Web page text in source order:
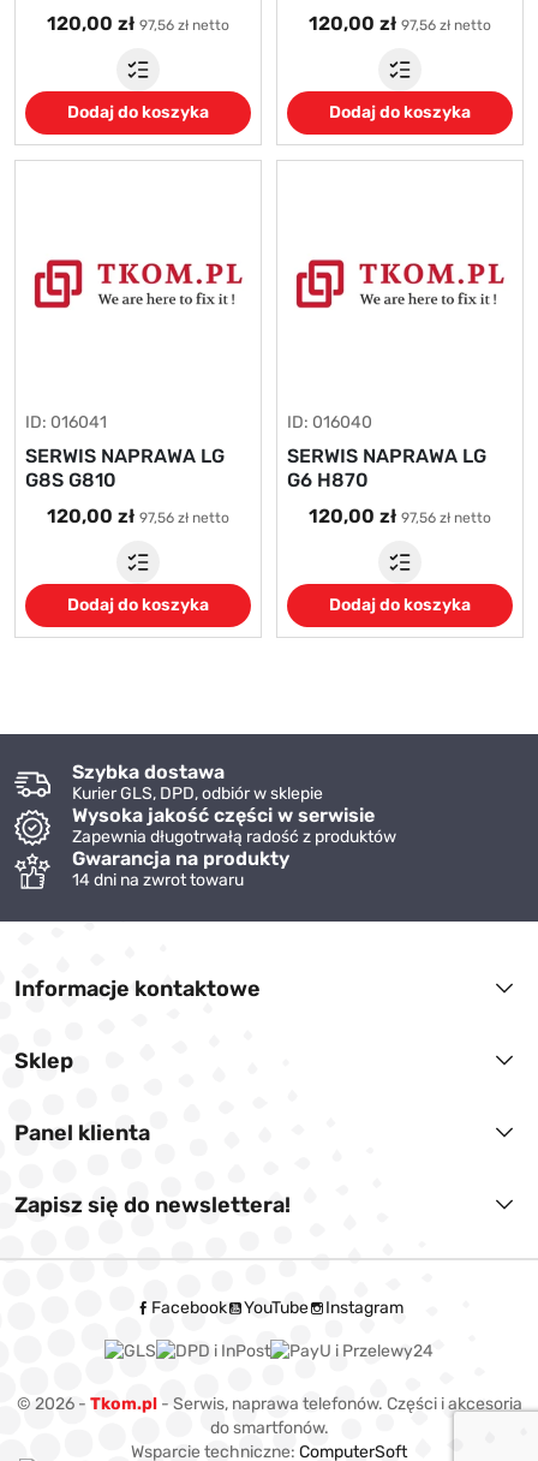
120,00 zł 97,56 zł netto
Dodaj do koszyka
120,00 zł 97,56 zł netto
Dodaj do koszyka
ID: 016041
SERWIS NAPRAWA LG
G8S G810
120,00 zł 97,56 zł netto
Dodaj do koszyka
ID: 016040
SERWIS NAPRAWA LG
G6 H870
120,00 zł 97,56 zł netto
Dodaj do koszyka
Szybka dostawa
Kurier GLS, DPD, odbiór w sklepie
Wysoka jakość części w serwisie
Zapewnia długotrwałą radość z produktów
Gwarancja na produkty
14 dni na zwrot towaru
Informacje kontaktowe
Sklep
Panel klienta
Zapisz się do newslettera!
Facebook YouTube Instagram
© 2026 - Tkom.pl- Serwis, naprawa telefonów. Części i akcesoria
do smartfonów.
Wsparcie techniczne: ComputerSoft